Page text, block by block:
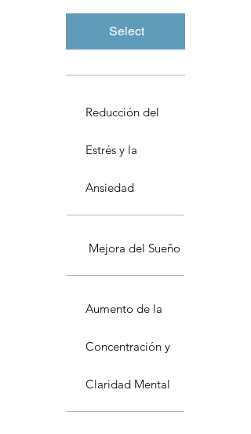
Select
Reducción del
Estrés y la
Ansiedad
Mejora del Sueño
Aumento de la
Concentración y
Claridad Mental